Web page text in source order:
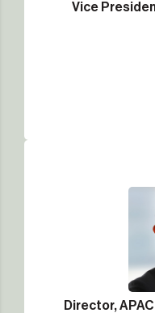
Vice
Director,